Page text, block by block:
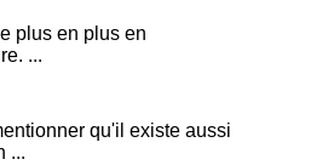
plus en plus en
...
qu'il existe aussi
...